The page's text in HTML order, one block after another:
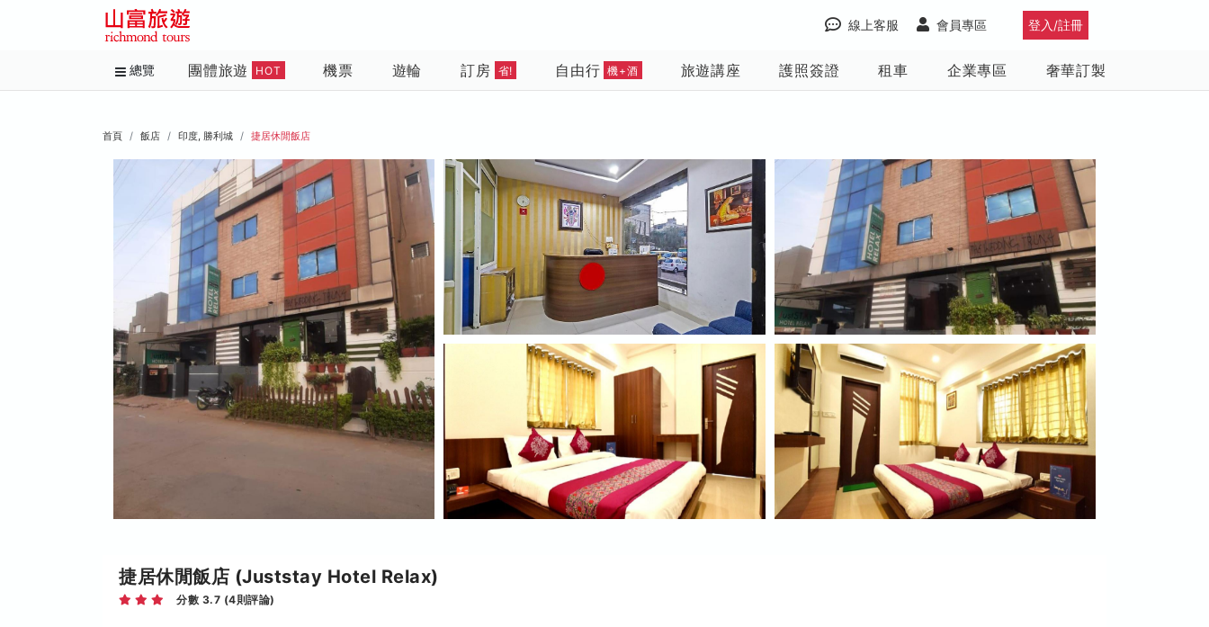
登入/註冊
會員專區
線上客服
總覽 團體旅遊 HOT 機票 遊輪 訂房 省! 自由行 機+酒 旅遊講座 護照簽證 租車 企業專區 奢華訂製
首頁 飯店 印度, 勝利城 捷居休閒飯店
捷居休閒飯店 (Juststay Hotel Relax)
分數 3.7 (4則評論)